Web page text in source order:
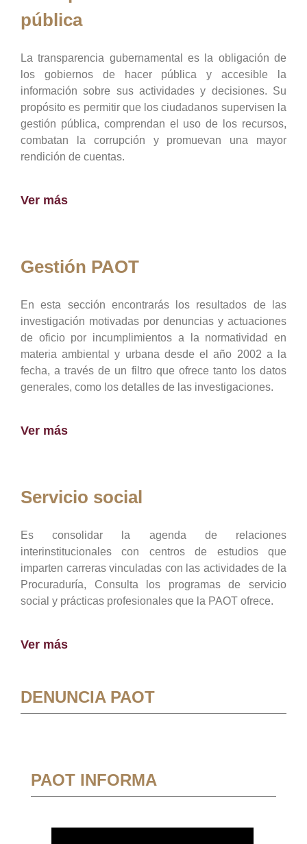
pública
La transparencia gubernamental es la obligación de
los gobiernos de hacer pública y accesible la
información sobre sus actividades y decisiones. Su
propósito es permitir que los ciudadanos supervisen la
gestión pública, comprendan el uso de los recursos,
combatan la corrupción y promuevan una mayor
rendición de cuentas.
Ver más
Gestión PAOT
En esta sección encontrarás los resultados de las
investigación motivadas por denuncias y actuaciones
de oficio por incumplimientos a la normatividad en
materia ambiental y urbana desde el año 2002 a la
fecha, a través de un filtro que ofrece tanto los datos
generales, como los detalles de las investigaciones.
Ver más
Servicio social
Es consolidar la agenda de relaciones
interinstitucionales con centros de estudios que
imparten carreras vinculadas con las actividades de la
Procuraduría, Consulta los programas de servicio
social y prácticas profesionales que la PAOT ofrece.
Ver más
DENUNCIA PAOT
PAOT INFORMA